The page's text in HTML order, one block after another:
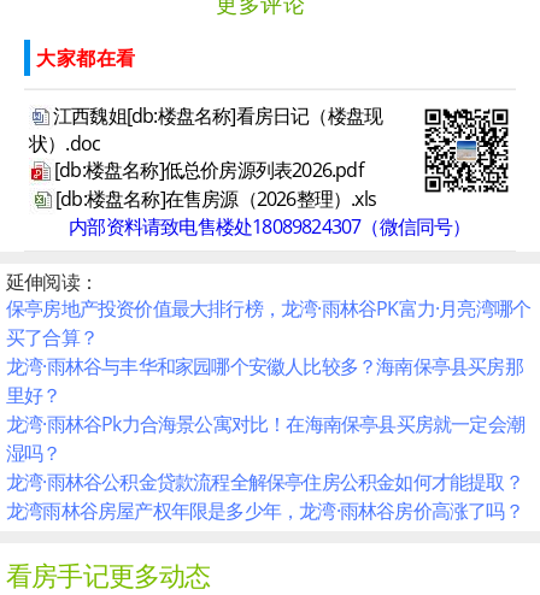
大家都在看
江西魏姐[db:楼盘名称]看房日记（楼盘现
状）.doc
[db:楼盘名称]低总价房源列表2026.pdf
[db:楼盘名称]在售房源（2026整理）.xls
内部资料请致电售楼处18089824307（微信同号）
延伸阅读：
保亭房地产投资价值最大排行榜，龙湾·雨林谷PK富力·月亮湾哪个
买了合算？
龙湾·雨林谷与丰华和家园哪个安徽人比较多？海南保亭县买房那
里好？
龙湾·雨林谷Pk力合海景公寓对比！在海南保亭县买房就一定会潮
湿吗？
龙湾·雨林谷公积金贷款流程全解保亭住房公积金如何才能提取？
龙湾雨林谷房屋产权年限是多少年，龙湾·雨林谷房价高涨了吗？
看房手记更多动态